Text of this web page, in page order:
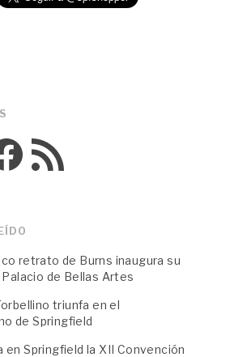
Feed
RSS
retrato de Burns inaugura su
de Bellas Artes
triunfa en el
de Springfield
en Springfield la XII Convención